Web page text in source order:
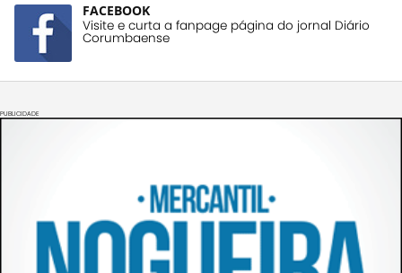
FACEBOOK
Visite e curta a fanpage página do jornal Diário
Corumbaense
PUBLICIDADE